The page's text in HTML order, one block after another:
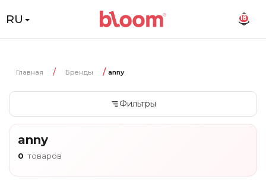
RU 18
Главная Бренды anny
Фильтры
anny
0 товаров